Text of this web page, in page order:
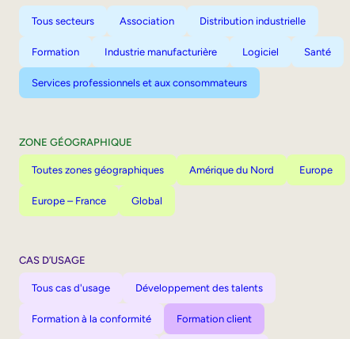
Tous secteurs Association Distribution industrielle
Formation Industrie manufacturière Logiciel Santé
Services professionnels et aux consommateurs
ZONE GÉOGRAPHIQUE
Toutes zones géographiques Amérique du Nord Europe
Europe – France Global
CAS D’USAGE
Tous cas d'usage Développement des talents
Formation à la conformité Formation client